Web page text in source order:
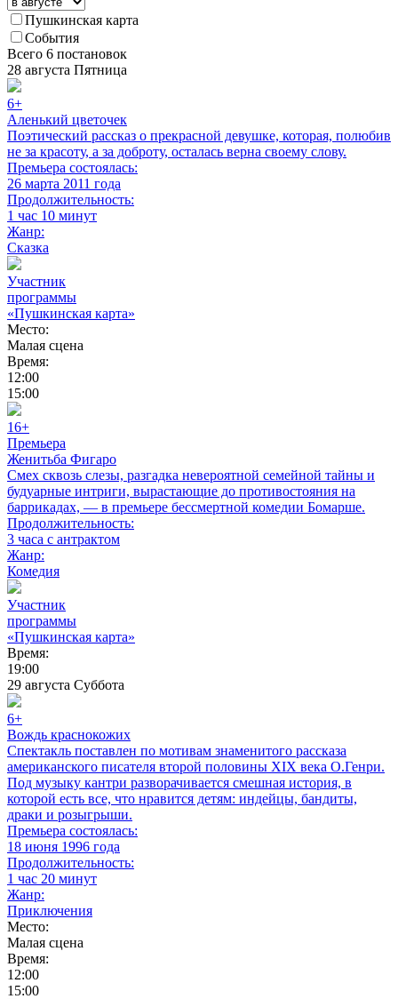
Пушкинская карта
События
Всего 6 постановок
28 августа Пятница
6+
Аленький цветочек
Поэтический рассказ о прекрасной девушке, которая, полюбив
не за красоту, а за доброту, осталась верна своему слову.
Премьера состоялась:
26 марта 2011 года
Продолжительность:
1 час 10 минут
Жанр:
Сказка
Участник
программы
«Пушкинская карта»
Место:
Малая сцена
Время:
12:00
15:00
16+
Премьера
Женитьба Фигаро
Смех сквозь слезы, разгадка невероятной семейной тайны и
будуарные интриги, вырастающие до противостояния на
баррикадах, — в премьере бессмертной комедии Бомарше.
Продолжительность:
3 часа с антрактом
Жанр:
Комедия
Участник
программы
«Пушкинская карта»
Время:
19:00
29 августа Суббота
6+
Вождь краснокожих
Спектакль поставлен по мотивам знаменитого рассказа
американского писателя второй половины XIX века О.Генри.
Под музыку кантри разворачивается смешная история, в
которой есть все, что нравится детям: индейцы, бандиты,
драки и розыгрыши.
Премьера состоялась:
18 июня 1996 года
Продолжительность:
1 час 20 минут
Жанр:
Приключения
Место:
Малая сцена
Время:
12:00
15:00